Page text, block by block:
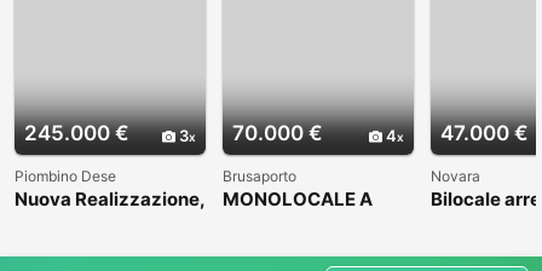
245.000 € 3
Piombino Dese
Nuova Realizzazione,
70.000 € 4
Brusaporto
MONOLOCALE A
47.000 €
Novara
Bilocale